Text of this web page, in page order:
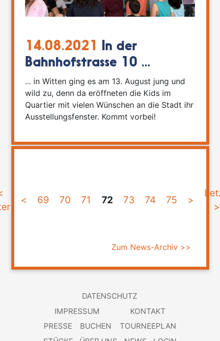
14.08.2021 In der
Bahnhofstrasse 10 ...
... in Witten ging es am 13. August jung und
wild zu, denn da eröffneten die Kids im
Quartier mit vielen Wünschen an die Stadt ihr
Ausstellungsfenster. Kommt vorbei!
< 69 70 71 72 73 74 75 >
Zum News-Archiv >>
TOURNEEPLAN
BUCHEN
PRESSE
KONTAKT
IMPRESSUM
DATENSCHUTZ